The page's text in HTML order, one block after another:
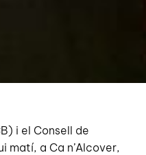
i el Consell de
matí, a Ca n’Alcover,